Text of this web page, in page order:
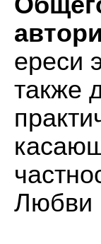
ереси
также
Любви